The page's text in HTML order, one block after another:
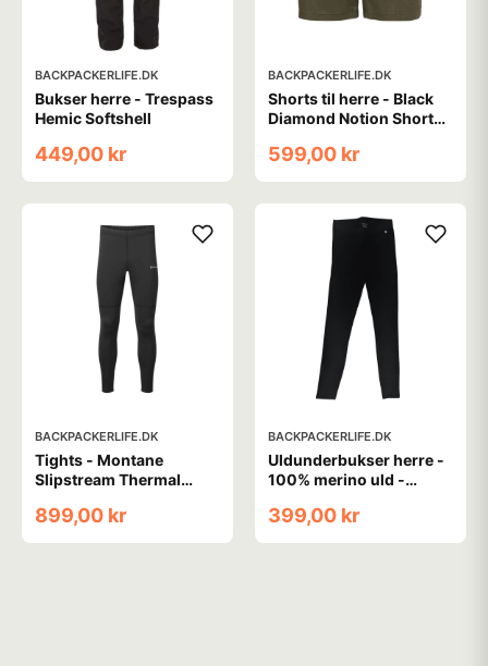
BACKPACKERLIFE.DK
Bukser herre - Trespass
Hemic Softshell
449,00 kr
BACKPACKERLIFE.DK
Shorts til herre - Black
Diamond Notion Shorts -
599,00 kr
BACKPACKERLIFE.DK
Tights - Montane
Slipstream Thermal
899,00 kr
BACKPACKERLIFE.DK
Uldunderbukser herre -
100% merino uld -
399,00 kr